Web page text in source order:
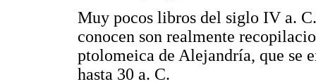
Muy pocos libros del siglo IV a.
conocen son realmente
ptolomeica de Alejandría, que se
hasta 30 a. C.